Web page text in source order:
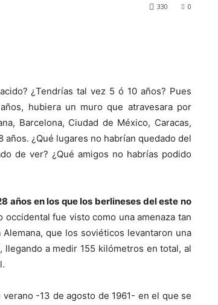
0
330
¿Tendrías tal vez 5 ó 10 años? Pues
hubiera un muro que atravesara por
Barcelona, Ciudad de México, Caracas,
¿Qué lugares no habrían quedado del
de ver? ¿Qué amigos no habrías podido
años en los que los berlineses del este no
fue visto como una amenaza tan
Alemana, que los soviéticos levantaron una
a medir 155 kilómetros en total, al
-13 de agosto de 1961- en el que se